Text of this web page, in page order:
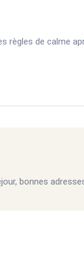
règles de calme
bonnes